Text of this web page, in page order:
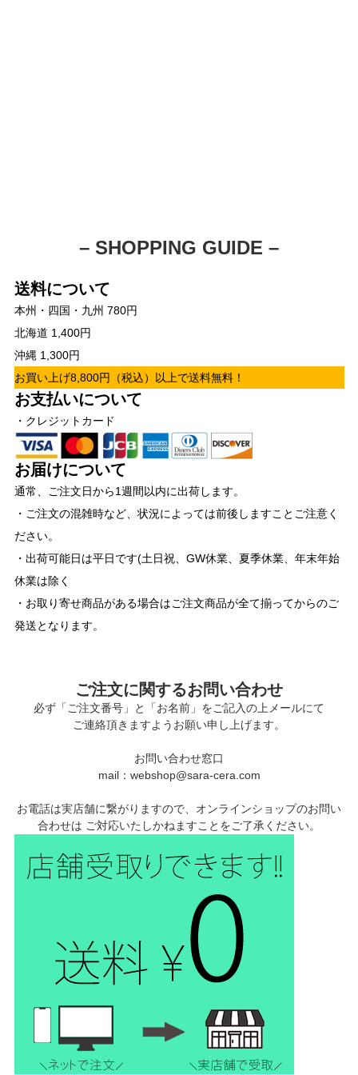
– SHOPPING GUIDE –
送料について
本州・四国・九州 780円
北海道 1,400円
沖縄 1,300円
お買い上げ8,800円（税込）以上で送料無料！
お支払いについて
・クレジットカード
お届けについて
通常、ご注文日から1週間以内に出荷します。
・ご注文の混雑時など、状況によっては前後しますことご注意く
ださい。
・出荷可能日は平日です(土日祝、GW休業、夏季休業、年末年始
休業は除く
・お取り寄せ商品がある場合はご注文商品が全て揃ってからのご
発送となります。
ご注文に関するお問い合わせ
必ず「ご注文番号」と「お名前」をご記入の上メールにて
ご連絡頂きますようお願い申し上げます。
お問い合わせ窓口
mail：webshop@sara-cera.com
お電話は実店舗に繋がりますので、オンラインショップのお問い
合わせは ご対応いたしかねますことをご了承ください。